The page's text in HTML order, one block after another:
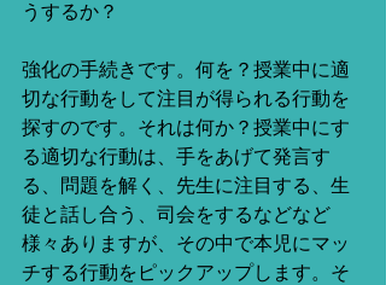
うするか？
強化の手続きです。何を？授業中に適
切な行動をして注目が得られる行動を
探すのです。それは何か？授業中にす
る適切な行動は、手をあげて発言す
る、問題を解く、先生に注目する、生
徒と話し合う、司会をするなどなど
様々ありますが、その中で本児にマッ
チする行動をピックアップします。そ